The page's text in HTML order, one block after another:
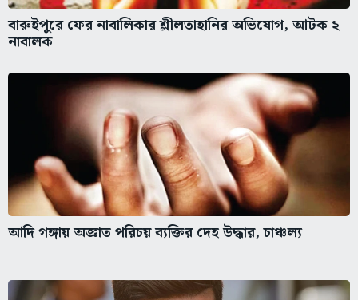
বারুইপুরে ফের নাবালিকার শ্লীলতাহানির অভিযোগ, আটক ২
নাবালক
আদি গঙ্গায় অজ্ঞাত পরিচয় ব্যক্তির দেহ উদ্ধার, চাঞ্চল্য